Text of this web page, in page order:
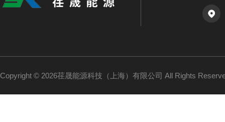
Copyright © 2026荏晟能源科技（上海）有限公司 All Rights